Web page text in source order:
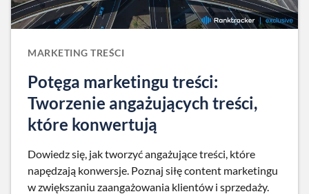
MARKETING TREŚCI
Potęga marketingu treści:
Tworzenie angażujących treści,
które konwertują
Dowiedz się, jak tworzyć angażujące treści, które
napędzają konwersje. Poznaj siłę content marketingu
w zwiększaniu zaangażowania klientów i sprzedaży.